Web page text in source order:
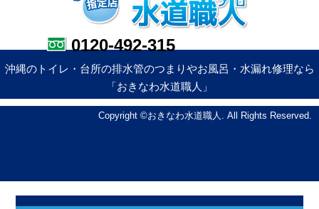
0120-492-315
沖縄のトイレ・台所の排水管のつまりやお風呂・水漏れ修理なら
「おきなわ水道職人」
Copyright ©おきなわ水道職人. All Rights Reserved.